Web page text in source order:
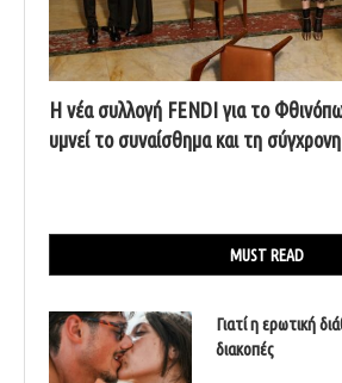
Η νέα συλλογή FENDI για το
υμνεί το συναίσθημα και τη
MUST READ
Γιατί η ερωτική
διακοπές